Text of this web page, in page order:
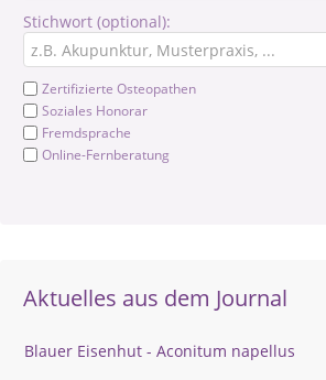
Stichwort (optional):
Zertifizierte Osteopathen
Soziales Honorar
Fremdsprache
Online-Fernberatung
Aktuelles aus dem Journal
Blauer Eisenhut - Aconitum napellus